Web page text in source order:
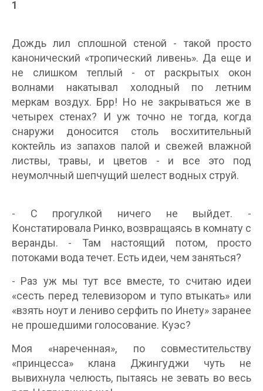
1
Дождь лил сплошной стеной - такой просто
канонический «тропический ливень». Да еще и
не слишком теплый - от раскрытых окон
волнами накатывал холодный по летним
меркам воздух. Брр! Но не закрываться же в
четырех стенах? И уж точно не тогда, когда
снаружи доносится столь восхитительный
коктейль из запахов палой и свежей влажной
листвы, травы, и цветов - и все это под
неумолчный шепчущий шелест водных струй.
- С прогулкой ничего не выйдет. -
Констатировала Ринко, возвращаясь в комнату с
веранды. - Там настоящий потом, просто
потоками вода течет. Есть идеи, чем заняться?
- Раз уж мы тут все вместе, то считаю идеи
«сесть перед телевизором и тупо втыкать» или
«взять ноут и лениво серфить по Инету» заранее
не прошедшими голосование. Куэс?
Моя «нареченная», по совместительству
«принцесса» клана Джингуджи чуть не
вывихнула челюсть, пытаясь не зевать во весь